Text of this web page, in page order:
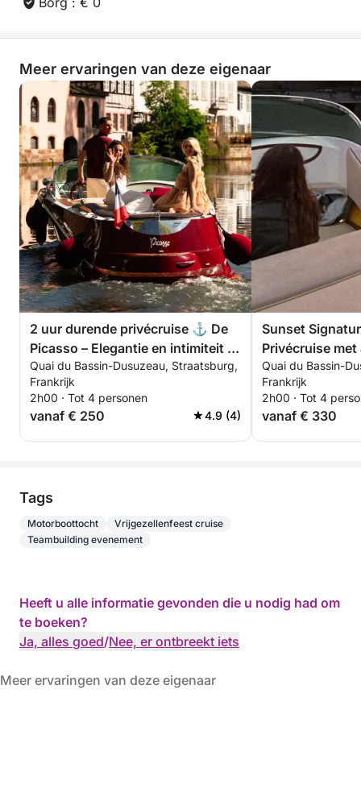
Meer ervaringen van deze eigenaar
2 uur durende privécruise ⚓ De
Picasso – Elegantie en intimiteit in
Straatsburg
Quai du Bassin-Dusuzeau, Straatsburg,
Frankrijk
2h00 · Tot 4 personen
vanaf € 250 4.9 (4)
Sunset
Privécruise
(Picasso)
Quai du Bassin-
Frankrijk
2h00 · Tot 4
vanaf € 330
Tags
Motorboottocht
Vrijgezellenfeest cruise
Teambuilding evenement
Heeft u alle informatie gevonden die u nodig had om
te boeken?
Ja, alles goed/Nee, er ontbreekt iets
Meer ervaringen van deze eigenaar